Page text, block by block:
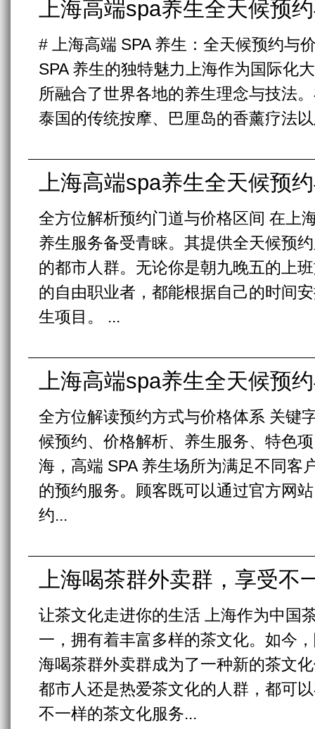
上海高端spa养生全天候预
# 上海高端 SPA 养生：全天候预约与
SPA 养生的独特魅力上海作为国际化
所融合了世界各地的养生理念与技法
泰国的传统按摩、巴厘岛的香薰疗法
上海高端spa养生全天候预
全方位解析预约门道与价格区间 在上
养生服务备受青睐。其提供全天候预
的都市人群。无论你是朝九晚五的上
的自由职业者，都能根据自己的时间
生项目。 ...
上海高端spa养生全天候预
全方位解读预约方式与价格体系 关键
候预约、价格解析、养生服务、特色
海，高端 SPA 养生场所为满足不同客
的预约服务。顾客既可以通过官方网
约...
上海喝茶群外卖群，享受不
让茶文化走进你的生活 上海作为中国
一，拥有着丰富多样的茶文化。如今
海喝茶群外卖群成为了一种新的茶文
都市人还是热爱茶文化的人群，都可
不一样的茶文化服务...